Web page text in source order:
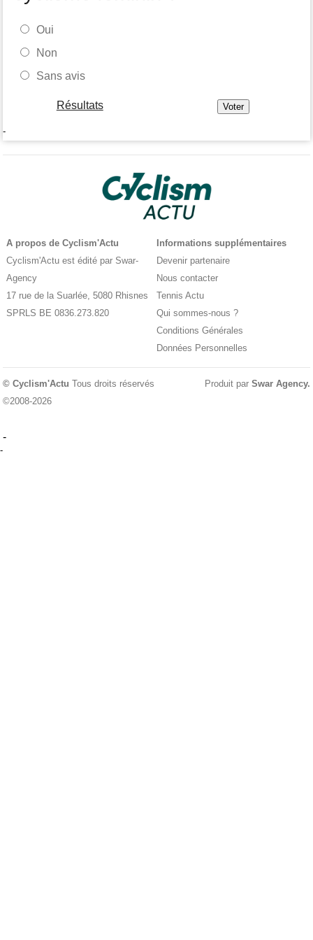
Oui
Non
Sans avis
Résultats
-
A propos de Cyclism'Actu
Cyclism'Actu est édité par Swar-
Agency
17 rue de la Suarlée, 5080 Rhisnes
SPRLS BE 0836.273.820
Informations supplémentaires
Devenir partenaire
Nous contacter
Tennis Actu
Qui sommes-nous ?
Conditions Générales
Données Personnelles
© Cyclism'Actu Tous droits réservés
©2008-2026
Produit par Swar Agency.
-
-